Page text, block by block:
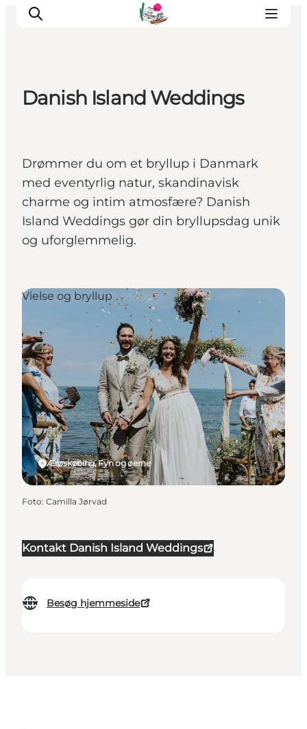
Geopark Besøgscenter
Om Søbygaard
Det sker
Danish Island Weddings
Drømmer du om et bryllup i Danmark
med eventyrlig natur, skandinavisk
charme og intim atmosfære? Danish
Island Weddings gør din bryllupsdag unik
og uforglemmelig.
Kontakt Danish Island Weddings
Besøg hjemmeside
Ærøskøbing, Fyn og øerne
Vielse og bryllup
Foto: Camilla Jørvad